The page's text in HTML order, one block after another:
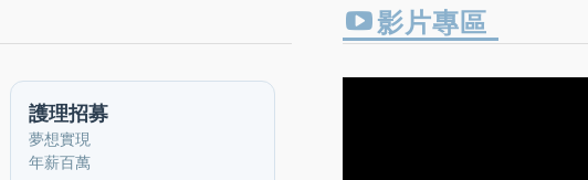
護理招募
夢想實現
年薪百萬
影片專區